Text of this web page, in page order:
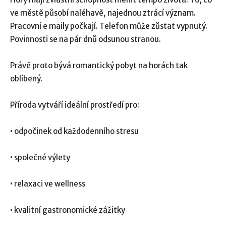
ve městě působí naléhavě, najednou ztrácí význam.
Pracovní e maily počkají. Telefon může zůstat vypnutý.
Povinnosti se na pár dnů odsunou stranou.
Právě proto bývá romantický pobyt na horách tak
oblíbený.
Příroda vytváří ideální prostředí pro:
• odpočinek od každodenního stresu
• společné výlety
• relaxaci ve wellness
• kvalitní gastronomické zážitky